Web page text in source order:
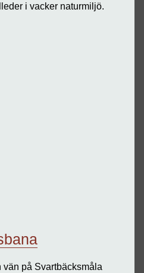
i vacker naturmiljö.
på Svartbäcksmåla